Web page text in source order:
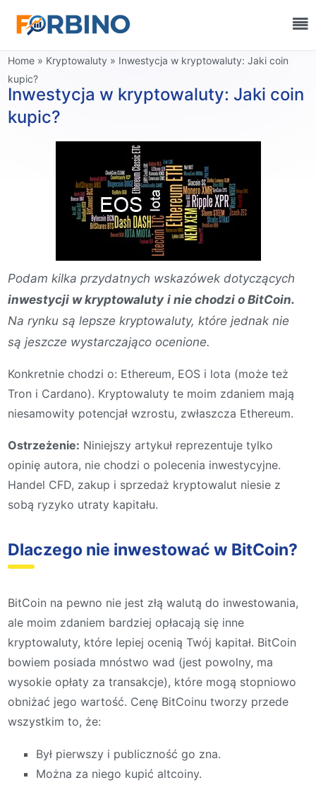
Home » Kryptowaluty » Inwestycja w kryptowaluty: Jaki coin
kupic?
Inwestycja w kryptowaluty: Jaki coin
kupic?
Podam kilka przydatnych wskazówek dotyczących
inwestycji w kryptowaluty i nie chodzi o BitCoin.
Na rynku są lepsze kryptowaluty, które jednak nie
są jeszcze wystarczająco ocenione.
Konkretnie chodzi o: Ethereum, EOS i lota (może też
Tron i Cardano). Kryptowaluty te moim zdaniem mają
niesamowity potencjał wzrostu, zwłaszcza Ethereum.
Ostrzeżenie: Niniejszy artykuł reprezentuje tylko
opinię autora, nie chodzi o polecenia inwestycyjne.
Handel CFD, zakup i sprzedaż kryptowalut niesie z
sobą ryzyko utraty kapitału.
Dlaczego nie inwestować w BitCoin?
BitCoin na pewno nie jest złą walutą do inwestowania,
ale moim zdaniem bardziej opłacają się inne
kryptowaluty, które lepiej ocenią Twój kapitał. BitCoin
bowiem posiada mnóstwo wad (jest powolny, ma
wysokie opłaty za transakcje), które mogą stopniowo
obniżać jego wartość. Cenę BitCoinu tworzy przede
wszystkim to, że:
Był pierwszy i publiczność go zna.
Można za niego kupić altcoiny.